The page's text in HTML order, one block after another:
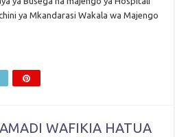
ya Mkandarasi Wakala wa Majengo
WAFIKIA HATUA